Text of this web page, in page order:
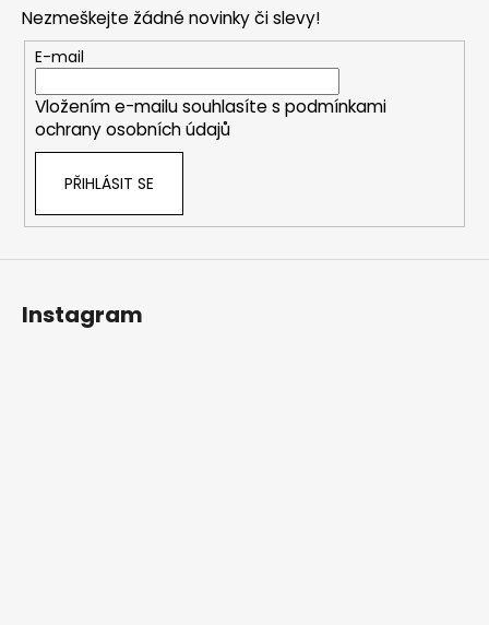
p
r
v
k
y
u
Nezmeškejte žádné novinky či slevy!
E-mail
Vložením e-mailu souhlasíte s podmínkami
ochrany osobních údajů
PŘIHLÁSIT SE
Instagram